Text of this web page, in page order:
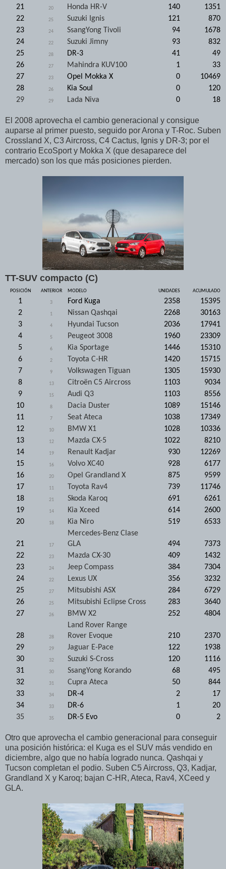
21
20 Honda HR-V 140
1351
22
25 Suzuki Ignis 121
870
23
24 SsangYong Tivoli 94
1678
24
22 Suzuki Jimny 93
832
25
28 DR-3 41
49
26
27 Mahindra KUV100 1
33
27
23 Opel Mokka X 0
10469
28
26 Kia Soul 0
120
29
29 Lada Niva 0 18
El 2008 aprovecha el cambio generacional y consigue
auparse al primer puesto, seguido por Arona y T-Roc. Suben
Crossland X, C3 Aircross, C4 Cactus, Ignis y DR-3; por el
contrario EcoSport y Mokka X (que desaparece del
mercado) son los que más posiciones pierden.
TT-SUV compacto (C)
POSICIÓN ANTERIOR MODELO UNIDADES ACUMULADO
1 3 Ford Kuga 2358
15395
2
1 Nissan Qashqai 2268
30163
3
4 Hyundai Tucson 2036
17941
4
5 Peugeot 3008 1960
23309
5
6 Kia Sportage 1446
15310
6
2 Toyota C-HR 1420
15715
7
9 Volkswagen Tiguan 1305
15930
8
13 Citroën C5 Aircross 1103
9034
9
15 Audi Q3 1103
8556
10
8 Dacia Duster 1089
15146
11
7 Seat Ateca 1038
17349
12
10 BMW X1 1028
10336
13
12 Mazda CX-5 1022
8210
14
19 Renault Kadjar 930
12269
15
16 Volvo XC40 928
6177
16
20 Opel Grandland X 875
9599
17
11 Toyota Rav4 739
11746
18
21 Skoda Karoq 691
6261
19
14 Kia Xceed 614
2600
20
18 Kia Niro 519 6533
21 17
Mercedes-Benz Clase
GLA
494
7373
22
23 Mazda CX-30 409
1432
23
24 Jeep Compass 384
7304
24
22 Lexus UX 356
3232
25
27 Mitsubishi ASX 284
6729
26
25 Mitsubishi Eclipse Cross 283
3640
27
26 BMW X2 252 4804
28 28
Land Rover Range
Rover Evoque
210
2370
29
29 Jaguar E-Pace 122
1938
30
32 Suzuki S-Cross 120
1116
31
30 SsangYong Korando 68
495
32
31 Cupra Ateca 50
844
33
34 DR-4 2
17
34
33 DR-6 1
20
35
35 DR-5 Evo 0 2
Otro que aprovecha el cambio generacional para conseguir
una posición histórica: el Kuga es el SUV más vendido en
diciembre, algo que no había logrado nunca. Qashqai y
Tucson completan el podio. Suben C5 Aircross, Q3, Kadjar,
Grandland X y Karoq; bajan C-HR, Ateca, Rav4, XCeed y
GLA.